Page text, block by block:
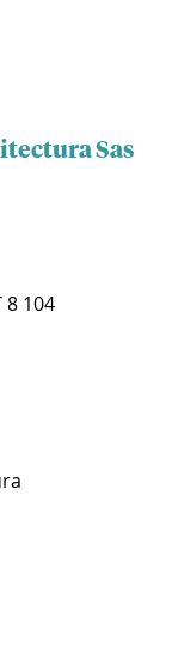
Sas
8 104